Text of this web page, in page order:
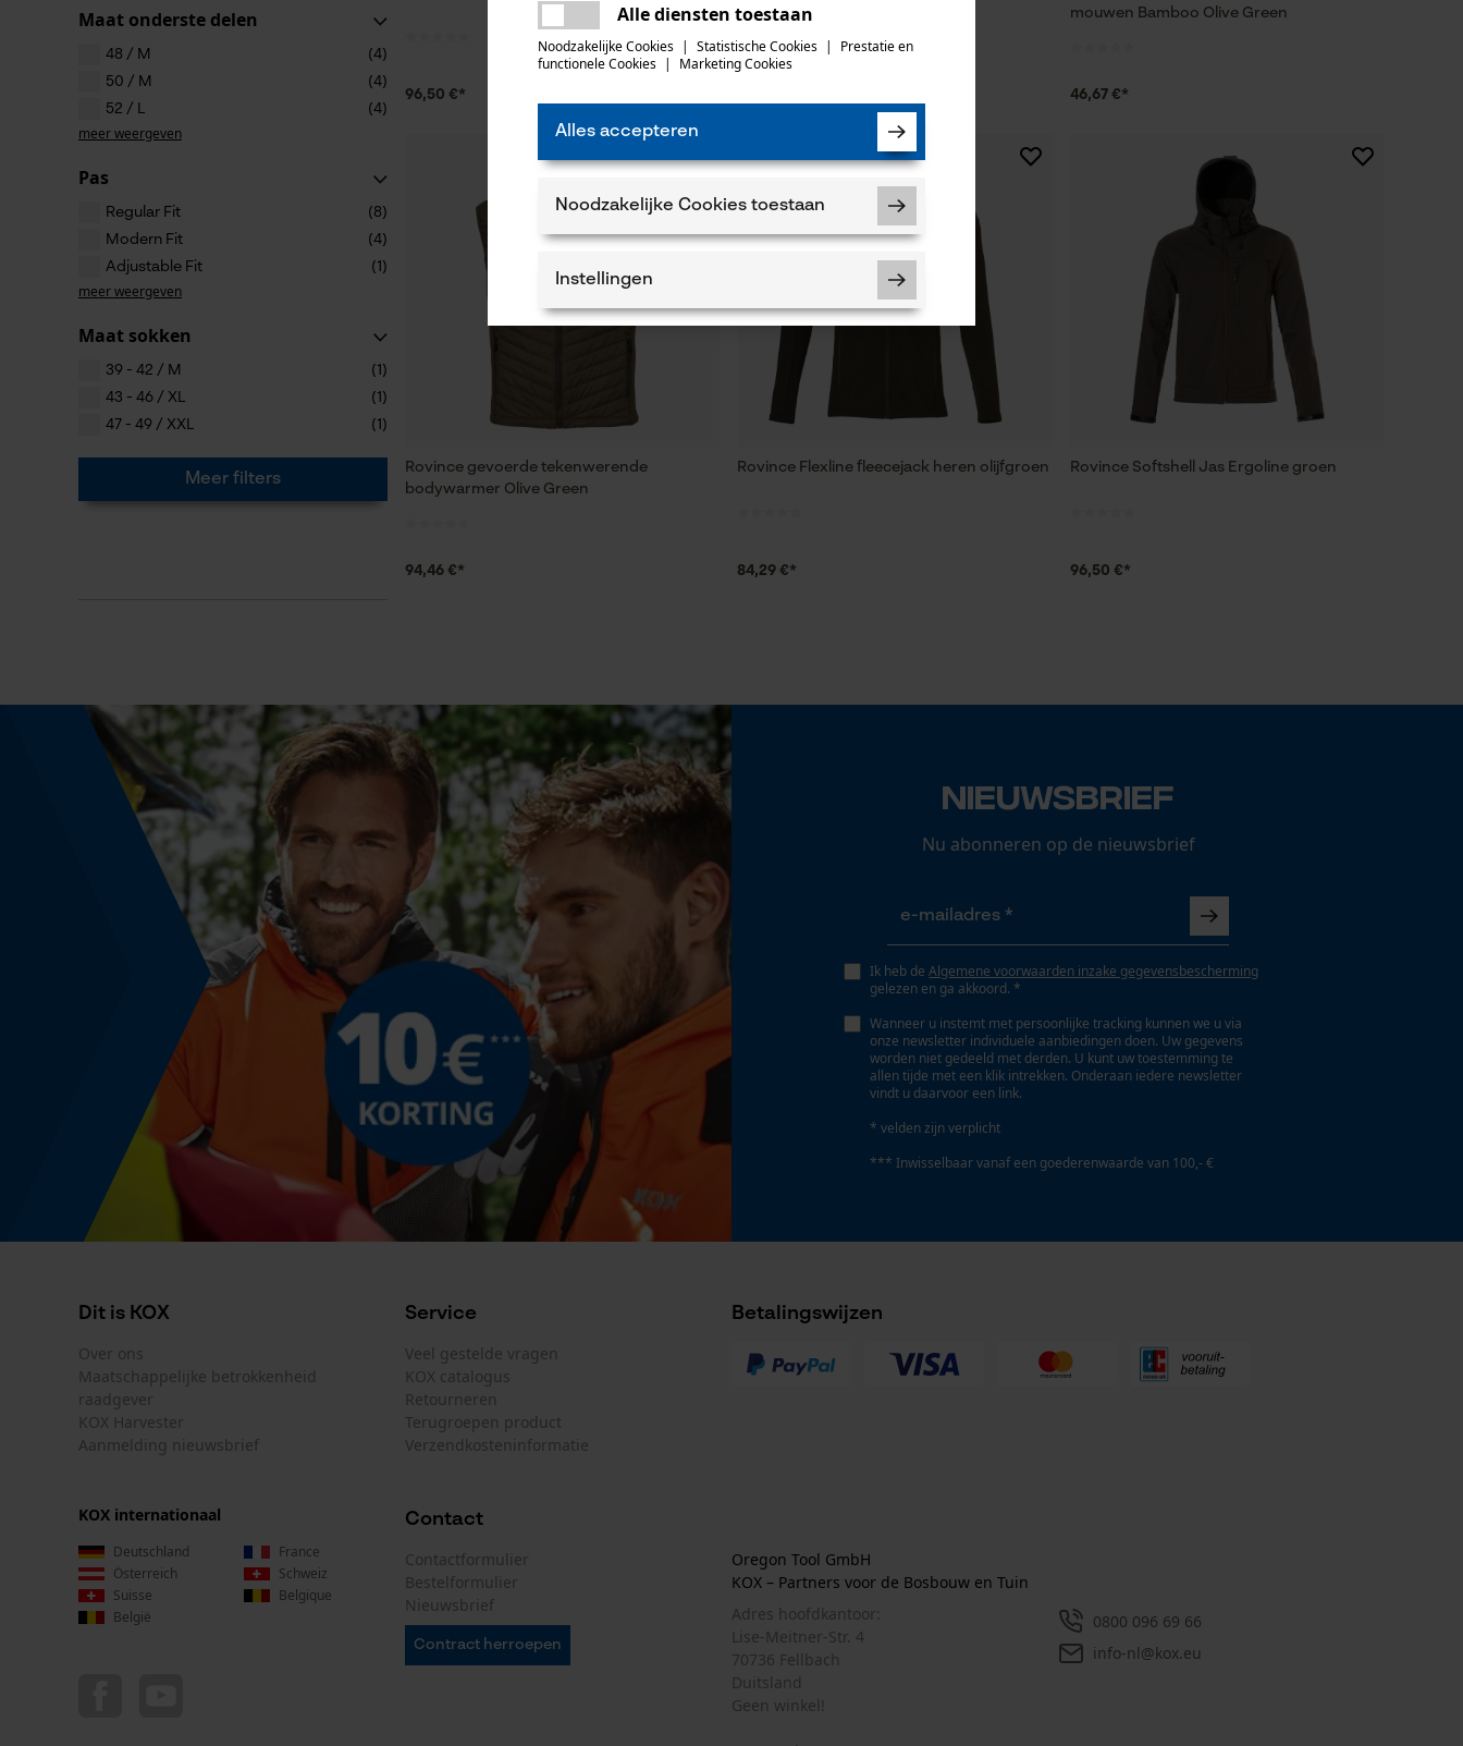
Maat onderste delen
48 / M
(4)
50 / M
(4)
52 / L
(4)
meer weergeven
Pas
Regular Fit
(8)
Modern Fit
(4)
Adjustable Fit
(1)
meer weergeven
Maat sokken
39 - 42 / M
(1)
43 - 46 / XL
(1)
47 - 49 / XXL
(1)
Meer filters
96,50 €*
Ergoline
mouwen Bamboo Olive Green
46,67 €*
Rovince gevoerde tekenwerende
bodywarmer Olive Green
94,46 €*
Rovince Flexline fleecejack heren olijfgroen
84,29 €*
Rovince Softshell Jas Ergoline groen
96,50 €*
Nieuwsbrief
Nu abonneren op de nieuwsbrief
Ik heb deAlgemene voorwaarden inzake gegevensbescherming
gelezen en ga akkoord. *
Wanneer u instemt met persoonlijke tracking kunnen we u via
onze newsletter individuele aanbiedingen doen. Uw gegevens
worden niet gedeeld met derden. U kunt uw toestemming te
allen tijde met een klik intrekken. Onderaan iedere newsletter
vindt u daarvoor een link.
* velden zijn verplicht
*** Inwisselbaar vanaf een goederenwaarde van 100,- €
Dit is KOX
Over ons
Maatschappelijke betrokkenheid
raadgever
KOX Harvester
Aanmelding nieuwsbrief
Service
Veel gestelde vragen
KOX catalogus
Retourneren
Terugroepen product
Verzendkosteninformatie
Betalingswijzen
Contact
Contactformulier
Bestelformulier
Nieuwsbrief
Contract herroepen
Oregon Tool GmbH
KOX – Partners voor de Bosbouw en Tuin
Adres hoofdkantoor:
Lise-Meitner-Str. 4
70736 Fellbach
Duitsland
Geen winkel!
0800 096 69 66
info-nl@kox.eu
KOX internationaal
Deutschland
France
Österreich
Schweiz
Suisse
Belgique
België
Alle diensten toestaan
Noodzakelijke Cookies | Statistische Cookies |
Prestatie en
functionele Cookies | Marketing Cookies
Alles accepteren
Noodzakelijke Cookies toestaan
Instellingen
Noodzakelijke Cookies
Controleer instelling van cookies
Econda Tag Manager
Econda Analytics
Mouseflow Web Analytics Tool
Prestatie en functionele Cookies
Loop54 Personalization
Gepersonaliseerde homepage
YouTube-video's
Google Maps
opnieuw te proberen.
mail